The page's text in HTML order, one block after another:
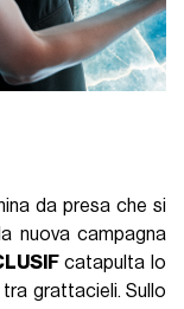
da presa che si
nuova campagna
catapulta lo
grattacieli. Sullo